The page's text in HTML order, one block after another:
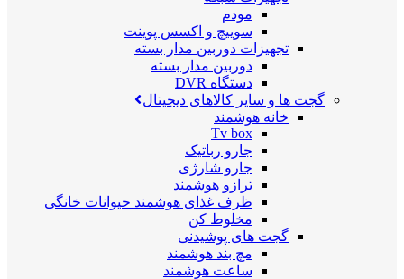
مودم
سوییچ و اکسس پوینت
تجهیزات دوربین مدار بسته
دوربین مدار بسته
دستگاه DVR
گجت ها و سایر کالاهای دیجیتال
خانه هوشمند
Tv box
جارو رباتیک
جارو شارژی
ترازو هوشمند
ظرف غذای هوشمند حیوانات خانگی
مخلوط کن
گجت های پوشیدنی
مچ بند هوشمند
ساعت هوشمند